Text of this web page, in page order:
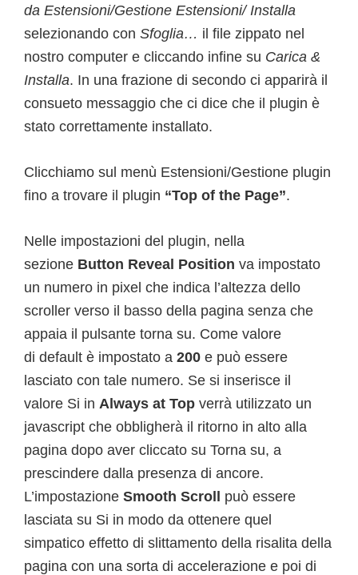
da Estensioni/Gestione Estensioni/ Installa
selezionando con Sfoglia… il file zippato nel
nostro computer e cliccando infine su Carica &
Installa. In una frazione di secondo ci apparirà il
consueto messaggio che ci dice che il plugin è
stato correttamente installato.
Clicchiamo sul menù Estensioni/Gestione plugin
fino a trovare il plugin “Top of the Page”.
Nelle impostazioni del plugin, nella
sezione Button Reveal Position va impostato
un numero in pixel che indica l’altezza dello
scroller verso il basso della pagina senza che
appaia il pulsante torna su. Come valore
di default è impostato a 200 e può essere
lasciato con tale numero. Se si inserisce il
valore Si in Always at Top verrà utilizzato un
javascript che obbligherà il ritorno in alto alla
pagina dopo aver cliccato su Torna su, a
prescindere dalla presenza di ancore.
L’impostazione Smooth Scroll
può essere
lasciata su Si in modo da ottenere quel
simpatico effetto di slittamento della risalita della
pagina con una sorta di accelerazione e poi di